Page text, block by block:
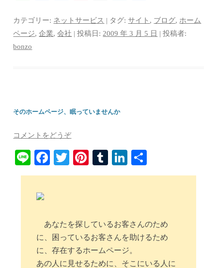
bo
ok
tte
r
er
es
m
bl
ed
In
カテゴリー: ネットサービス | タグ:サイト , ブログ,ホーム
ページ,企業,会社 | 投稿日:2009 年 3 月 5 日 |投稿者:
bonzo
そのホームページ、眠っていませんか
コメントをどうぞ
Li
ne
Fa
ce
T
wi
Pi
nt
t
T
u
r
Li
nk 有
あなたを探しているお客さんのため
に、困っているお客さんを助けるため
に、存在するホームページ。
あの人に見せるために、そこにいる人に